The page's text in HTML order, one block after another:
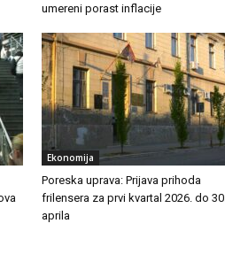
umereni porast inflacije
Ekonomija
Poreska uprava: Prijava prihoda
frilensera za prvi kvartal 2026. do 30.
aprila